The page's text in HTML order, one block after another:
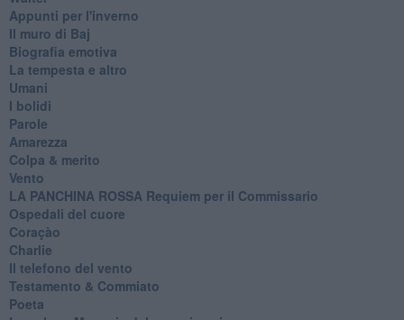
Appunti per l'inverno
Il muro di Baj
Biografia emotiva
La tempesta e altro
Umani
I bolidi
Parole
Amarezza
Colpa & merito
Vento
​LA PANCHINA ROSSA Requiem per il Commissario
Ospedali del cuore
Coraçào
Charlie
Il telefono del vento
Testamento & Commiato
Poeta